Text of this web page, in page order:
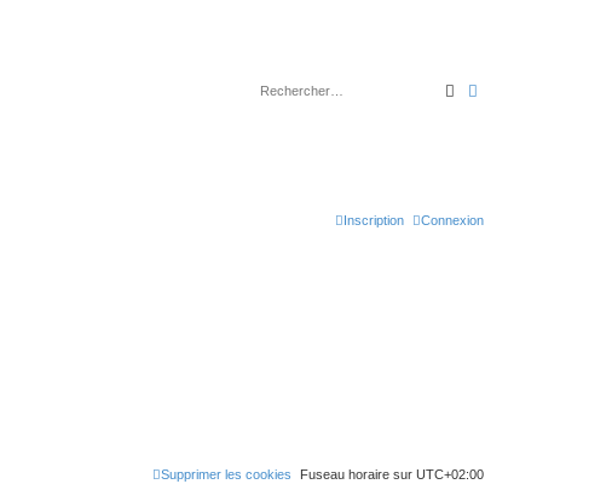
Rechercher
Connexion
Inscription
Fuseau horaire sur UTC+02:00
Supprimer les cookies